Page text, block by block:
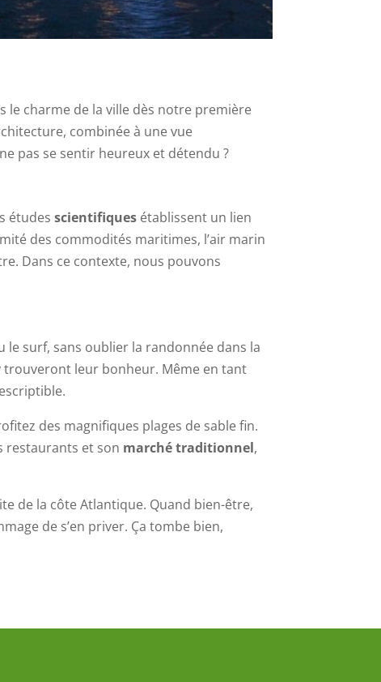
le charme de la ville dès notre première
combinée à une vue
pas se sentir heureux et détendu ?
étudesscientifiques établissent un lien
des commodités maritimes, l’air marin
Dans ce contexte, nous pouvons
le surf, sans oublier la randonnée dans la
trouveront leur bonheur. Même en tant
des magnifiques plages de sable fin.
restaurants et son marché traditionnel,
de la côte Atlantique. Quand bien-être,
de s’en priver. Ça tombe bien,